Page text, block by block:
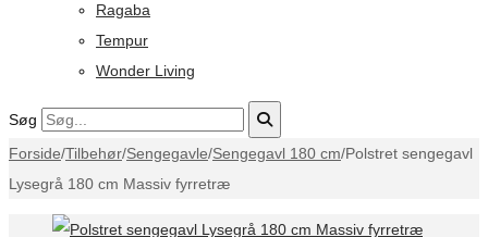
Ragaba
Tempur
Wonder Living
Søg
Forside/Tilbehør/Sengegavle/Sengegavl 180 cm/Polstret sengegavl
Lysegrå 180 cm Massiv fyrretræ